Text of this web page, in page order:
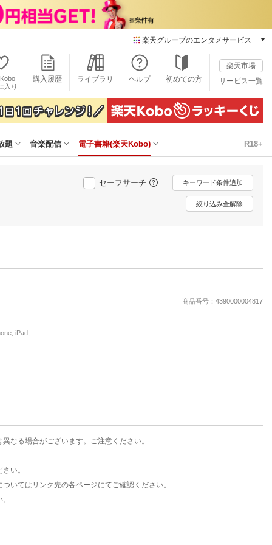
楽天グループのエンタメサービス
本/ゲーム/CD/DVD
楽天ブックス
電子書籍
楽天Kobo
雑誌読み放題
楽天ミュージック
動画配信
楽天TV
動画配信ガイド
推し楽
入り
購入履歴 ライブラリ ヘルプ 初めての方
楽天市場
サービス一覧
題 音楽配信 電子書籍(楽天Kobo) R18+
セーフサーチ キーワード条件追加
絞り込み全解除
商品番号：4390000004817
iPad,
なる場合がございます。ご注意ください。
い。
いてはリンク先の各ページにてご確認ください。